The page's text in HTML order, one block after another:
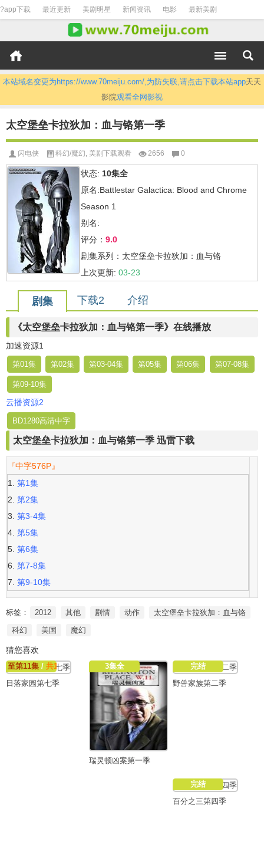
?app下载 最近更新 美剧明星 新闻资讯 电影 最新美剧
本站域名变更为https://www.70meiju.com/,为防失联,请点击下载本站app天天
影院观看全网影视
太空堡垒卡拉狄加：血与铬第一季
闪电侠 科幻/魔幻, 美剧下载观看 2656 0
状态: 10集全
原名:Battlestar Galactica: Blood and Chrome
Season 1
别名:
评分： 9.0
剧集系列：太空堡垒卡拉狄加：血与铬
上次更新: 03-23
剧集 下载2 介绍
《太空堡垒卡拉狄加：血与铬第一季》在线播放
加速资源1
第01集 第02集 第03-04集 第05集 第06集 第07-08集
第09-10集
云播资源2
BD1280高清中字
太空堡垒卡拉狄加：血与铬第一季 迅雷下载
『中字576P』
第1集
第2集
第3-4集
第5集
第6集
第7-8集
第9-10集
标签： 2012 其他 剧情 动作
太空堡垒卡拉狄加：血与铬
科幻
美国 魔幻
猜您喜欢
至第11集 / 共11集
日落家园第七季
3集全
瑞灵顿凶案第一季
完结
野兽家族第二季
完结
百分之三第四季